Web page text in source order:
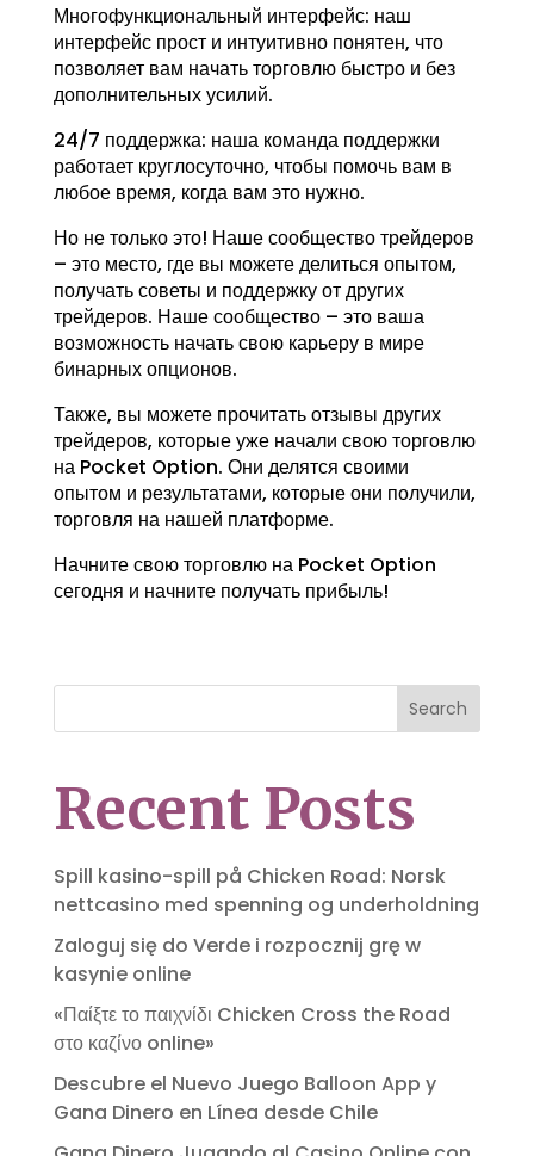
Многофункциональный интерфейс: наш
интерфейс прост и интуитивно понятен, что
позволяет вам начать торговлю быстро и без
дополнительных усилий.
24/7 поддержка: наша команда поддержки
работает круглосуточно, чтобы помочь вам в
любое время, когда вам это нужно.
Но не только это! Наше сообщество трейдеров
– это место, где вы можете делиться опытом,
получать советы и поддержку от других
трейдеров. Наше сообщество – это ваша
возможность начать свою карьеру в мире
бинарных опционов.
Также, вы можете прочитать отзывы других
трейдеров, которые уже начали свою торговлю
на Pocket Option. Они делятся своими
опытом и результатами, которые они получили,
торговля на нашей платформе.
Начните свою торговлю на Pocket Option
сегодня и начните получать прибыль!
Search
Recent Posts
Spill kasino-spill på Chicken Road: Norsk
nettcasino med spenning og underholdning
Zaloguj się do Verde i rozpocznij grę w
kasynie online
«Παίξτε το παιχνίδι Chicken Cross the Road
στο καζίνο online»
Descubre el Nuevo Juego Balloon App y
Gana Dinero en Línea desde Chile